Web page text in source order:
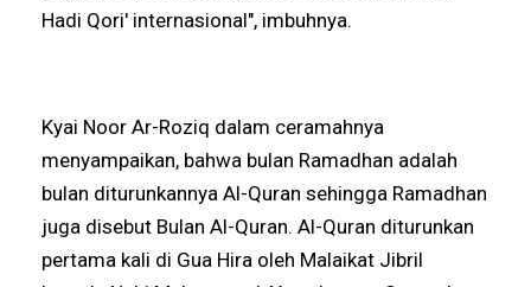
Hadi Qori' internasional", imbuhnya.
Kyai Noor Ar-Roziq dalam ceramahnya
menyampaikan, bahwa bulan Ramadhan adalah
bulan diturunkannya Al-Quran sehingga Ramadhan
juga disebut Bulan Al-Quran. Al-Quran diturunkan
pertama kali di Gua Hira oleh Malaikat Jibril